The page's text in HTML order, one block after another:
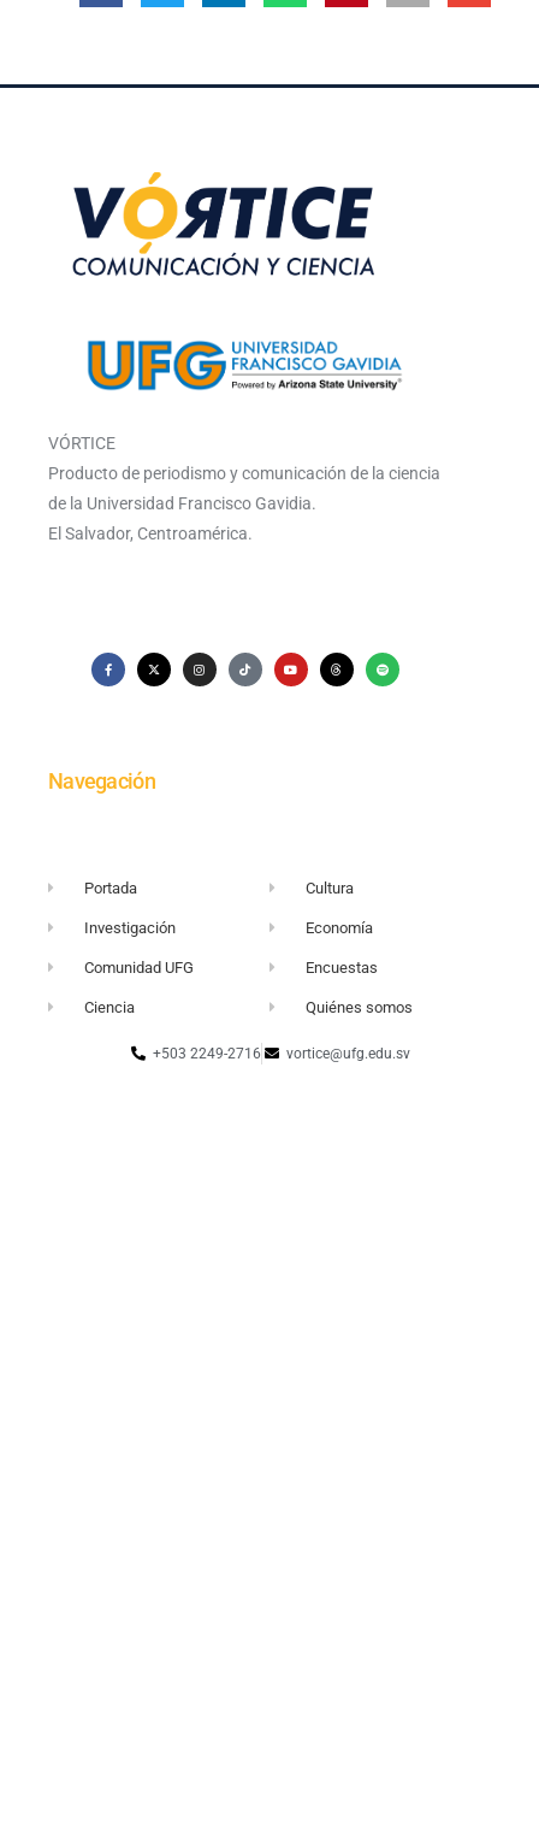
VÓRTICE
Producto de periodismo y comunicación de la ciencia
de la Universidad Francisco Gavidia.
El Salvador, Centroamérica.
Navegación
Portada
Investigación
Comunidad UFG
Ciencia
Cultura
Economía
Encuestas
Quiénes somos
+503 2249-2716 vortice@ufg.edu.sv